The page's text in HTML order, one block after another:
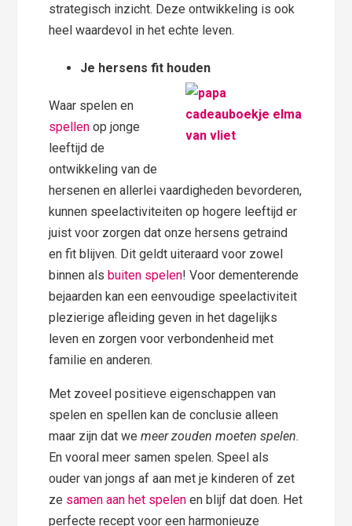
strategisch inzicht. Deze ontwikkeling is ook
heel waardevol in het echte leven.
Je hersens fit houden
Waar spelen en
spellen op jonge
leeftijd de
ontwikkeling van de
hersenen en allerlei vaardigheden bevorderen,
kunnen speelactiviteiten op hogere leeftijd er
juist voor zorgen dat onze hersens getraind
en fit blijven. Dit geldt uiteraard voor zowel
binnen alsbuiten spelen! Voor dementerende
bejaarden kan een eenvoudige speelactiviteit
plezierige afleiding geven in het dagelijks
leven en zorgen voor verbondenheid met
familie en anderen.
Met zoveel positieve eigenschappen van
spelen en spellen kan de conclusie alleen
maar zijn dat wemeer zouden moeten spelen.
En vooral meer samen spelen. Speel als
ouder van jongs af aan met je kinderen of zet
ze samen aan het spelen en blijf dat doen. Het
perfecte recept voor een harmonieuze